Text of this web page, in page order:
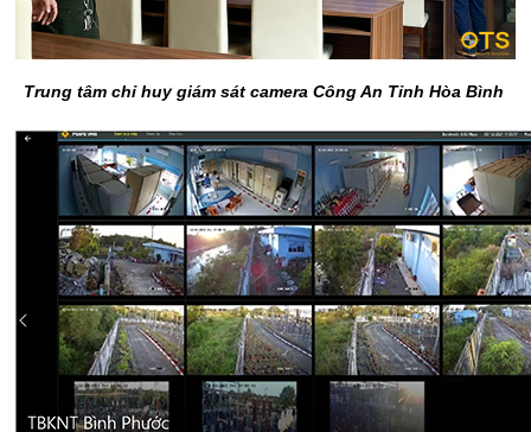
Trung tâm chỉ huy giám sát camera Công An Tỉnh Hòa Bình